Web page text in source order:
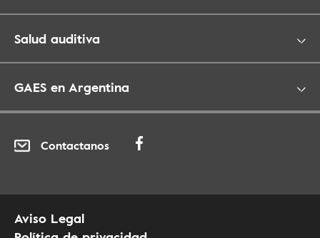
Salud auditiva
GAES en Argentina
Contactanos
Aviso Legal